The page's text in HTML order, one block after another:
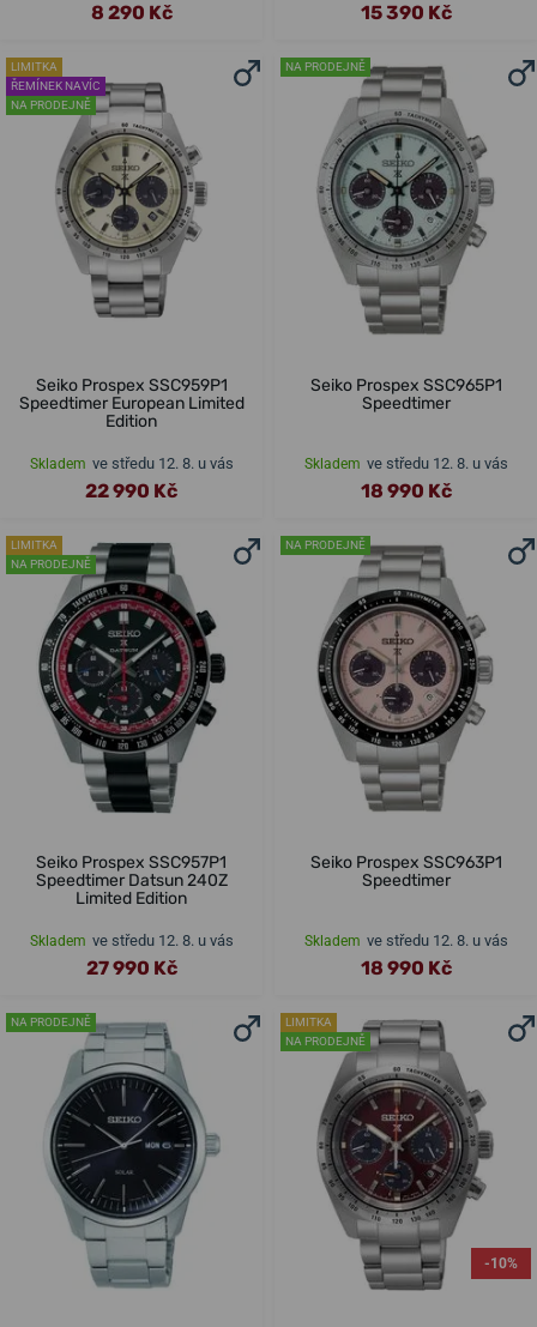
8 290 Kč 15 390 Kč
LIMITKA
ŘEMÍNEK NAVÍC
NA PRODEJNĚ
Seiko Prospex SSC959P1
Speedtimer European Limited
Edition
Skladem ve středu 12. 8. u vás
22 990 Kč
NA PRODEJNĚ
Seiko Prospex SSC965P1
Speedtimer
Skladem ve středu 12. 8. u vás
18 990 Kč
LIMITKA
NA PRODEJNĚ
Seiko Prospex SSC957P1
Speedtimer Datsun 240Z
Limited Edition
Skladem ve středu 12. 8. u vás
27 990 Kč
NA PRODEJNĚ
Seiko Prospex SSC963P1
Speedtimer
Skladem ve středu 12. 8. u vás
18 990 Kč
NA PRODEJNĚ
LIMITKA
NA PRODEJNĚ
-10%